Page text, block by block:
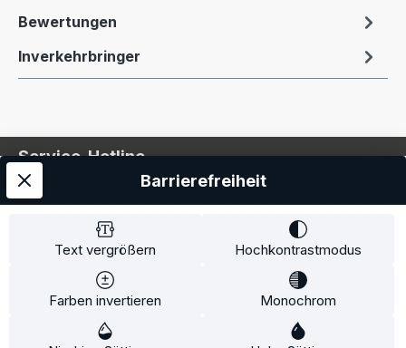
Bewertungen
Inverkehrbringer
Service-Hotline
Service
Information
Text vergrößern Hochkontrastmodus
Farben invertieren Monochrom
Barrierefreiheit